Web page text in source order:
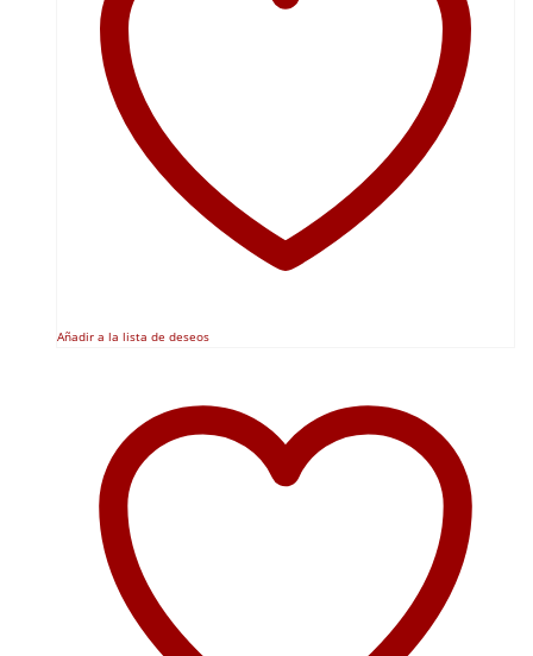
Añadir a la lista de deseos